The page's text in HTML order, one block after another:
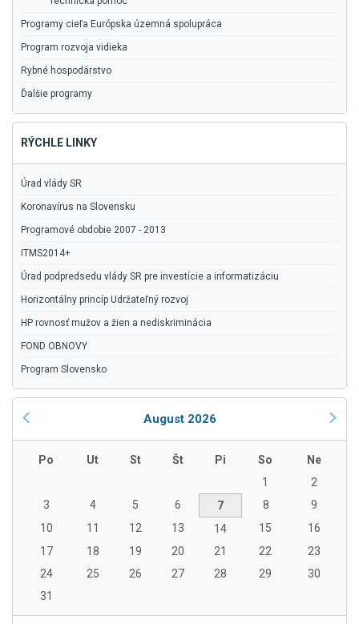
Programy cieľa Európska územná spolupráca
Program rozvoja vidieka
Rybné hospodárstvo
Ďalšie programy
RÝCHLE LINKY
Úrad vlády SR
Koronavírus na Slovensku
Programové obdobie 2007 - 2013
ITMS2014+
Úrad podpredsedu vlády SR pre investície a informatizáciu
Horizontálny princíp Udržateľný rozvoj
HP rovnosť mužov a žien a nediskriminácia
FOND OBNOVY
Program Slovensko
August 2026
Po Ut St Št Pi So
Ne
1
2
3
4 5 6 7 8
9
10
11 12 13 14 15
16
17
18 19 20 21 22
23
24
25 26 27 28 29
30
31